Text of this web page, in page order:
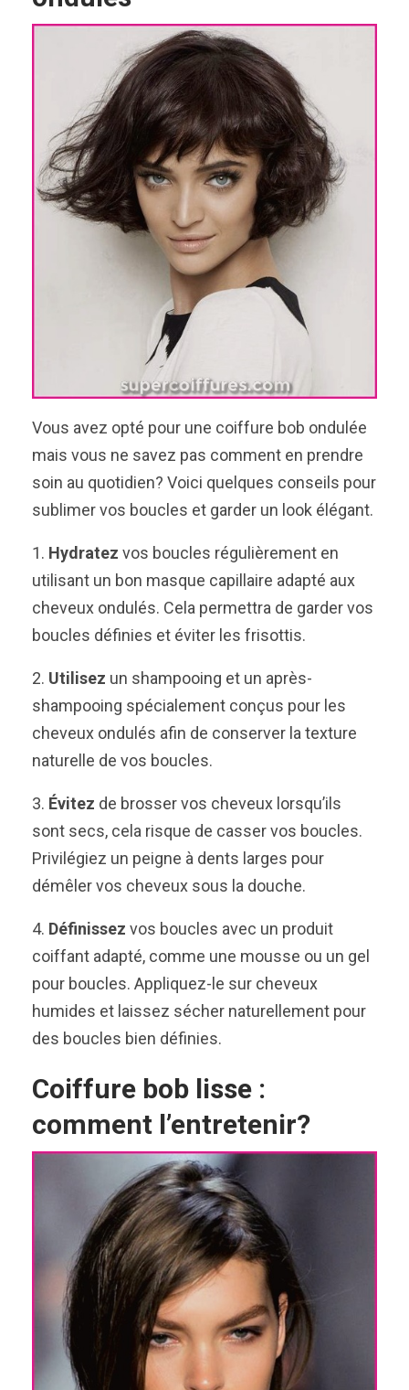
Vous avez opté pour une coiffure bob ondulée
mais vous ne savez pas comment en prendre
soin au quotidien? Voici quelques conseils pour
sublimer vos boucles et garder un look élégant.
1. Hydratez vos boucles régulièrement en
utilisant un bon masque capillaire adapté aux
cheveux ondulés. Cela permettra de garder vos
boucles définies et éviter les frisottis.
2. Utilisez un shampooing et un après-
shampooing spécialement conçus pour les
cheveux ondulés afin de conserver la texture
naturelle de vos boucles.
3. Évitez de brosser vos cheveux lorsqu’ils
sont secs, cela risque de casser vos boucles.
Privilégiez un peigne à dents larges pour
démêler vos cheveux sous la douche.
4. Définissez vos boucles avec un produit
coiffant adapté, comme une mousse ou un gel
pour boucles. Appliquez-le sur cheveux
humides et laissez sécher naturellement pour
des boucles bien définies.
Coiffure bob lisse :
comment l’entretenir?